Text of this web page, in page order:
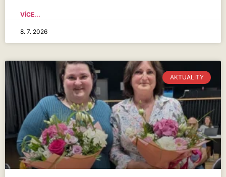
VÍCE...
8. 7. 2026
AKTUALITY